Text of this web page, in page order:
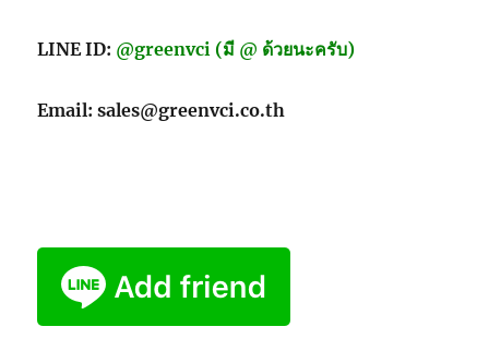
LINE ID: @greenvci (มี @ ด้วยนะครับ)
Email: sales@greenvci.co.th